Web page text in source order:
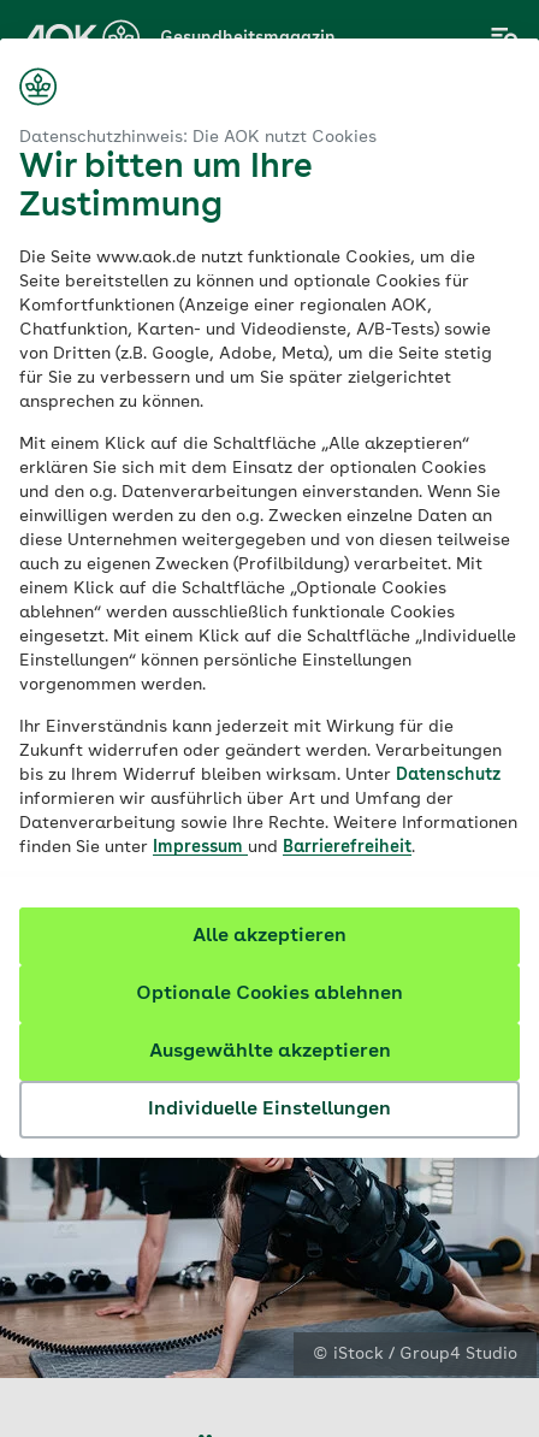
Datenschutzhinweis: Die AOK nutzt Cookies
Wir bitten um Ihre
Zustimmung
Die Seite www.aok.de nutzt funktionale Cookies, um die
Seite bereitstellen zu können und optionale Cookies für
Komfortfunktionen (Anzeige einer regionalen AOK,
Chatfunktion, Karten- und Videodienste, A/B-Tests) sowie
von Dritten (z.B. Google, Adobe, Meta), um die Seite stetig
für Sie zu verbessern und um Sie später zielgerichtet
ansprechen zu können.
Mit einem Klick auf die Schaltfläche „Alle akzeptieren“
erklären Sie sich mit dem Einsatz der optionalen Cookies
und den o.g. Datenverarbeitungen einverstanden. Wenn Sie
einwilligen werden zu den o.g. Zwecken einzelne Daten an
diese Unternehmen weitergegeben und von diesen teilweise
auch zu eigenen Zwecken (Profilbildung) verarbeitet. Mit
einem Klick auf die Schaltfläche „Optionale Cookies
ablehnen“ werden ausschließlich funktionale Cookies
eingesetzt. Mit einem Klick auf die Schaltfläche „Individuelle
Einstellungen“ können persönliche Einstellungen
vorgenommen werden.
Ihr Einverständnis kann jederzeit mit Wirkung für die
Zukunft widerrufen oder geändert werden. Verarbeitungen
bis zu Ihrem Widerruf bleiben wirksam. Unter Datenschutz
informieren wir ausführlich über Art und Umfang der
Datenverarbeitung sowie Ihre Rechte. Weitere Informationen
finden Sie unter
Impressum und Barrierefreiheit.
Individuelle Einstellungen
Ausgewählte akzeptieren
Optionale Cookies ablehnen
Alle akzeptieren
Hauptinhalt
springen
Gesundheitsmagazin
Unter Strom: So
funktioniert
elektrische
Muskelstimulation
Veröffentlicht am:
23.06.2022 5 Minuten Lesedauer
Eine breite Brust und starke Arme mit nur
20 Minuten Training pro Woche. So
zumindest lautet das Versprechen der
Was sich hinter dem Training verbirgt und
ob es halten kann, was es verspricht, lesen
Sie hier.
© iStock / Group4 Studio